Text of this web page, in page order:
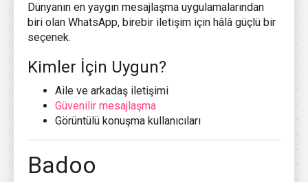
Dünyanın en yaygın mesajlaşma uygulamalarından
biri olan WhatsApp, birebir iletişim için hâlâ güçlü bir
seçenek.
Kimler İçin Uygun?
Aile ve arkadaş iletişimi
Güvenilir mesajlaşma
Görüntülü konuşma kullanıcıları
Badoo